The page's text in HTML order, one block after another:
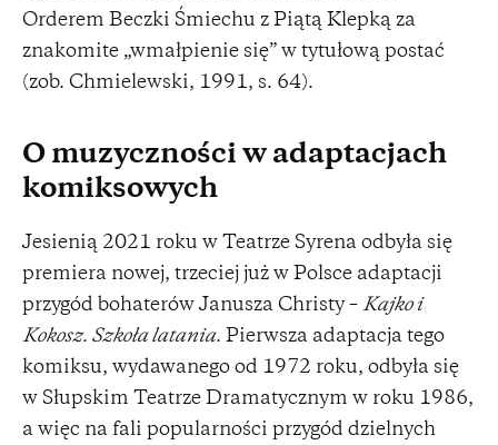
Orderem Beczki Śmiechu z Piątą Klepką za
znakomite „wmałpienie się” w tytułową postać
(zob. Chmielewski, 1991, s. 64).
O muzyczności w adaptacjach
komiksowych
Jesienią 2021 roku w Teatrze Syrena odbyła się
premiera nowej, trzeciej już w Polsce adaptacji
przygód bohaterów Janusza Christy – Kajko i
Kokosz. Szkoła latania. Pierwsza adaptacja tego
komiksu, wydawanego od 1972 roku, odbyła się
w Słupskim Teatrze Dramatycznym w roku 1986,
a więc na fali popularności przygód dzielnych